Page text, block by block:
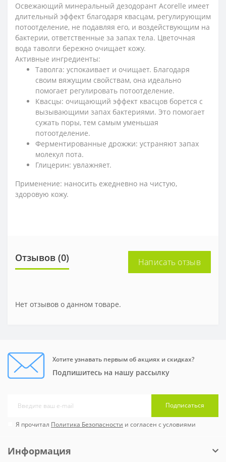
Освежающий минеральный дезодорант Acorelle имеет
длительный эффект благодаря квасцам, регулирующим
потоотделение, не подавляя его, и воздействующим на
бактерии, ответственные за запах тела. Цветочная
вода таволги бережно очищает кожу.
Активные ингредиенты:
Таволга: успокаивает и очищает. Благодаря
своим вяжущим свойствам, она идеально
помогает регулировать потоотделение.
Квасцы: очищающий эффект квасцов борется с
вызывающими запах бактериями. Это помогает
сужать поры, тем самым уменьшая
потоотделение.
Ферментированные дрожжи: устраняют запах
молекул пота.
Глицерин: увлажняет.
Применение: наносить ежедневно на чистую,
здоровую кожу.
Отзывов (0) Написать отзыв
Нет отзывов о данном товаре.
Хотите узнавать первым об акциях и скидках?
Подпишитесь на нашу рассылку
Подписаться
Я прочитал Политика Безопасности и согласен с условиями
Информация